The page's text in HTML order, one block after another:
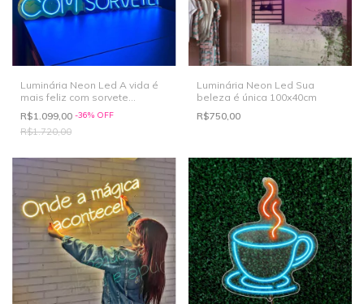
Luminária Neon Led A vida é
mais feliz com sorvete
90x36cm
R$1.099,00 -36% OFF
R$1.720,00
Luminária Neon Led Sua
beleza é única 100x40cm
R$750,00